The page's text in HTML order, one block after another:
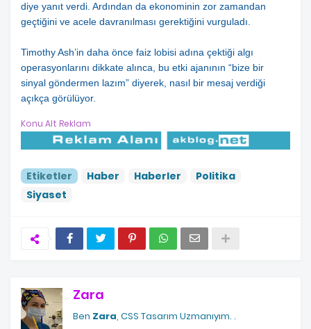
diye yanıt verdi. Ardından da ekonominin zor zamandan
geçtiğini ve acele davranılması gerektiğini vurguladı.
Timothy Ash’in daha önce faiz lobisi adına çektiği algı
operasyonlarını dikkate alınca, bu etki ajanının “bize bir
sinyal göndermen lazım” diyerek, nasıl bir mesaj verdiği
açıkça görülüyor.
Konu Alt Reklam
Etiketler Haber Haberler
Politika
Siyaset
Zara
Ben Zara, CSS Tasarım Uzmanıyım. .